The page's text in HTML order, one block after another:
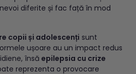
diferite și fac față în mod
copii și adolescenți sunt
ușoare au un impact redus
însă epilepsia cu crize
reprezenta o provocare